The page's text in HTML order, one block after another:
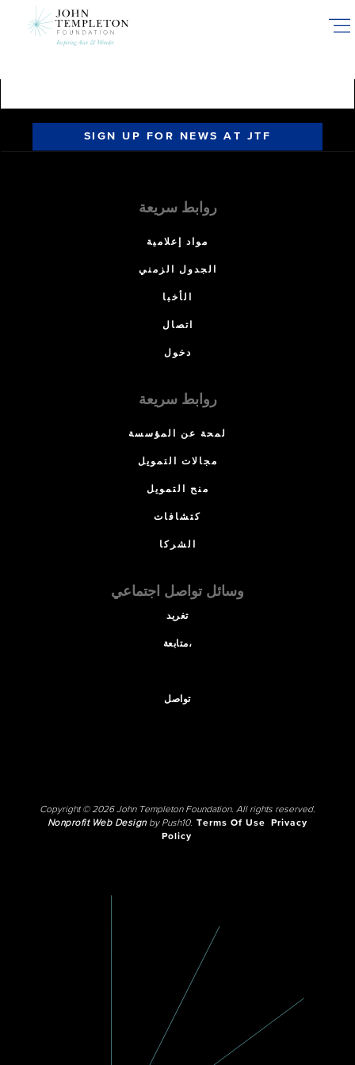
SIGN UP FOR NEWS AT JTF
روابط سريعة
مواد إعلامية
الجدول الزمني
الأخبا
اتصال
دخول
روابط سريعة
لمحة عن المؤسسة
مجالات التمويل
منح التمويل
كتشافات
الشركا
وسائل تواصل اجتماعي
تغريد
متابعة،
تواصل
Copyright © 2026 John Templeton Foundation. All rights reserved.
Nonprofit Web Designby Push10. Terms Of Use
Privacy
Policy